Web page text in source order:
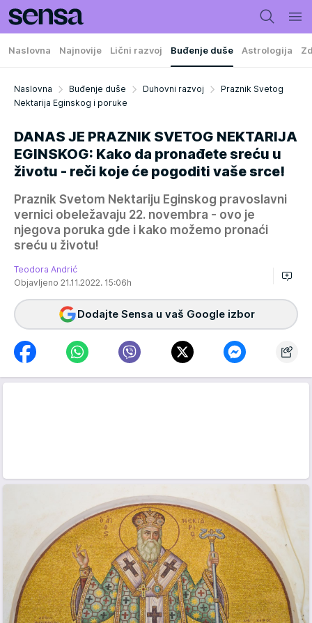
Naslovna Najnovije Lični razvoj Buđenje duše Astrologija
Naslovna Buđenje duše Duhovni razvoj
Praznik Svetog
Nektarija Eginskog i poruke
DANAS JE PRAZNIK SVETOG NEKTARIJA
EGINSKOG: Kako da pronađete sreću u
životu - reči koje će pogoditi vaše srce!
Praznik Svetom Nektariju Eginskog pravoslavni
vernici obeležavaju 22. novembra - ovo je
njegova poruka gde i kako možemo pronaći
sreću u životu!
Teodora Andrić
Objavljeno 21.11.2022. 15:06h
Dodajte Sensa u vaš Google izbor